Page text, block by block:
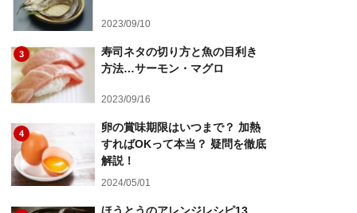
2023/09/10
3
寿司ネタの切り方と魚の目利き
方法…サーモン・マグロ
2023/09/16
4
卵の賞味期限はいつまで？ 加熱
すればOKって本当？ 疑問を徹底
解説！
2024/05/01